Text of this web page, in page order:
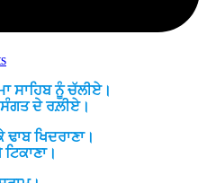
ਸਾਹਿਬ ਨੂੰ ਚੱਲੀਏ।
ਸੰਗਤ ਦੇ ਰਲ਼ੀਏ।
ਖਿਦਰਾਣਾ।